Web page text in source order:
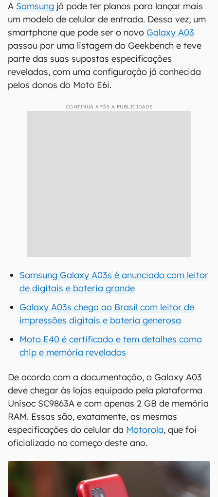
A Samsung já pode ter planos para lançar mais
um modelo de celular de entrada. Dessa vez, um
smartphone que pode ser o novo Galaxy A03
passou por uma listagem do Geekbench e teve
parte das suas supostas especificações
reveladas, com uma configuração já conhecida
pelos donos do Moto E6i.
CONTINUA APÓS A PUBLICIDADE
Samsung Galaxy A03s é anunciado com leitor
de digitais e bateria grande
Galaxy A03s chega ao Brasil com leitor de
impressões digitais e bateria generosa
Moto E40 é certificado e tem detalhes como
chip e memória revelados
De acordo com a documentação, o Galaxy A03
deve chegar às lojas equipado pela plataforma
Unisoc SC9863A e com apenas 2 GB de memória
RAM. Essas são, exatamente, as mesmas
especificações do celular da Motorola, que foi
oficializado no começo deste ano.